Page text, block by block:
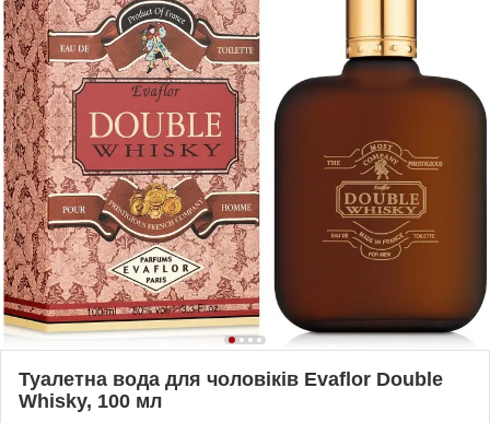
Туалетна вода для чоловіків Evaflor Double
Whisky, 100 мл